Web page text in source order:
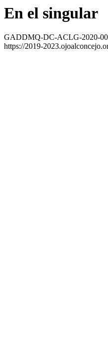
En el singular
GADDMQ-DC-ACLG-2020-
https://2019-